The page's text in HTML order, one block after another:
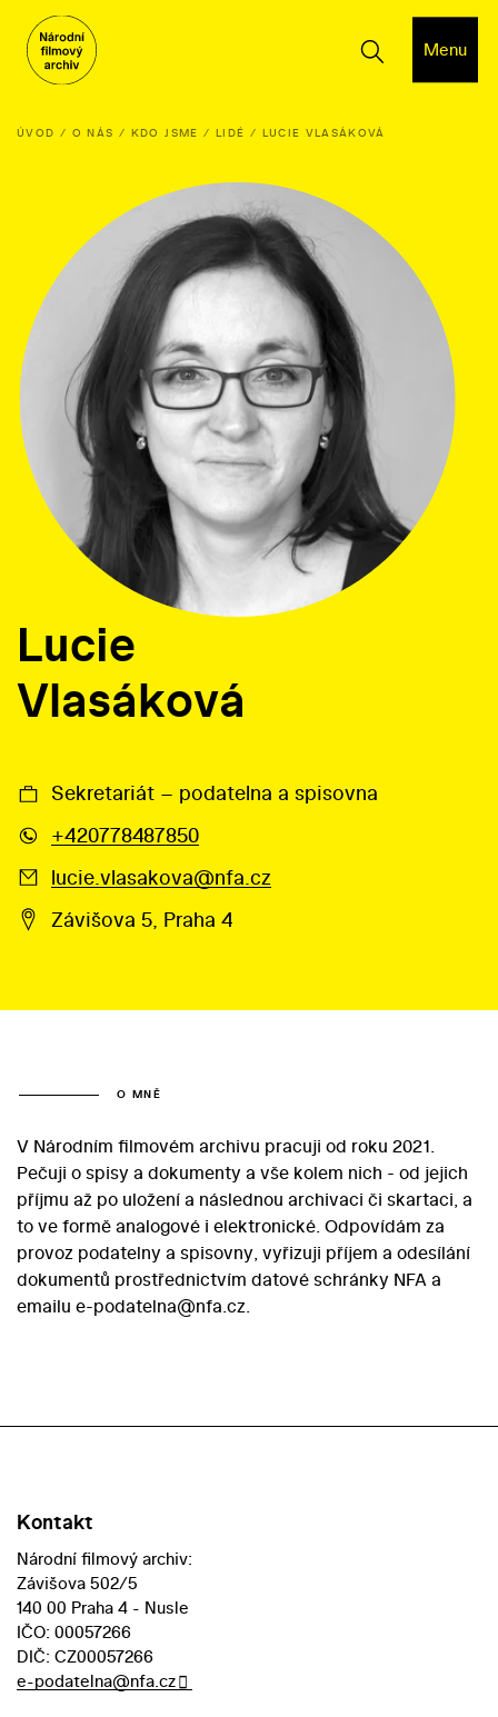
Menu
ÚVOD O NÁS KDO JSME LIDÉ LUCIE VLASÁKOVÁ
Lucie
Vlasáková
Sekretariát – podatelna a spisovna
+420778487850
lucie.vlasakova@nfa.cz
Závišova 5, Praha 4
O MNĚ
V Národním filmovém archivu pracuji od roku 2021.
Pečuji o spisy a dokumenty a vše kolem nich - od jejich
příjmu až po uložení a následnou archivaci či skartaci, a
to ve formě analogové i elektronické. Odpovídám za
provoz podatelny a spisovny, vyřizuji příjem a odesílání
dokumentů prostřednictvím datové schránky NFA a
emailu e-podatelna@nfa.cz.
Kontakt
Národní filmový archiv:
Závišova 502/5
140 00 Praha 4 - Nusle
IČO: 00057266
DIČ: CZ00057266
e-podatelna@nfa.cz